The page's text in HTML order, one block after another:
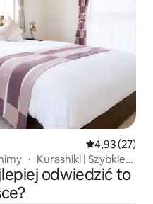
Średnia
4,93 (27)
・ Kurashiki | Szybkie
odwiedzić to